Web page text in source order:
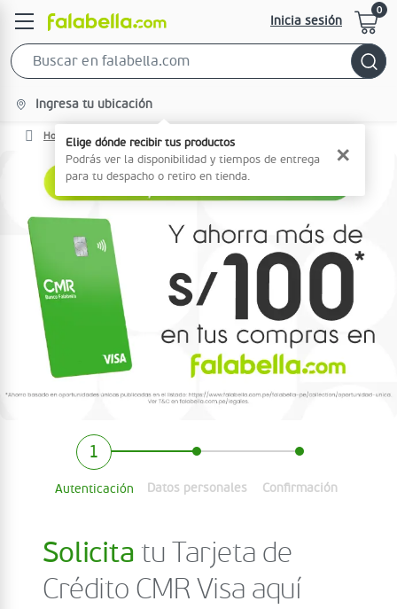
Inicia sesión
location-
icon
Ingresa tu ubicación
Elige dónde recibir tus productos
Podrás ver la disponibilidad y tiempos de entrega
para tu despacho o retiro en tienda.
✕
Home ¡Pide Tu CMR Visa Aquí Y Aprovecha Sus Beneficios!
Autenticación Datos personales Confirmación
Solicita tu Tarjeta de
Crédito CMR Visa aquí